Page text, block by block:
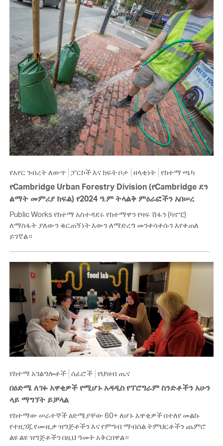
የአየር ንብረት ለውጥ ፓርኮች እና ክፍት ቦታ ዘላቂነት የከተማ ጫካ
የCambridge Urban Forestry Division (የCambridge ደን
ልማት መምሪያ ክፍል) የ2024 ዓ.ም ትላልቅ ምዕራፎችን አበሠረ
Public Works የከተማ አስተዳደሩ የከተማዋን የዛፍ ሽፋን (ካኖፒ)
ለማስፋት ያለውን ቁርጠኝነት እውን ለማድረግ መንቀሳቀሱን እየቀጠለ
ይገኛል።
የከተማ አገልግሎቶች ሰፈሮች የህዝብ ጤና
በዕድሜ ለገፉ አዋቂዎች የሚሆኑ አዳዲስ የፕሮግራም ስንድቶችን አሁን
ላይ ማግኘት ይቻላል
የከተማው ሠራተኞች ዕድሜያቸው 60+ ለሆኑ አዋቂዎች በተለየ መልኩ
የተዘጋጁ የሙዚቃ ዝግጅቶችን እና የምግብ ማብሰል ትምህርቶችን ጨምሮ
ልዩ ልዩ ዝግጅቶችን በዚህ ዓመት አቅርበዋል።